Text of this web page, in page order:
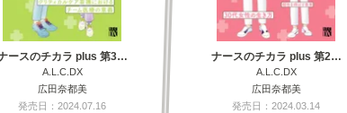
ースのチカラ plus 第3…
A.L.C.DX
広田奈都美
発売日：2024.07.16
ナースのチカラ plus 第2…
A.L.C.DX
広田奈都美
発売日：2024.03.14